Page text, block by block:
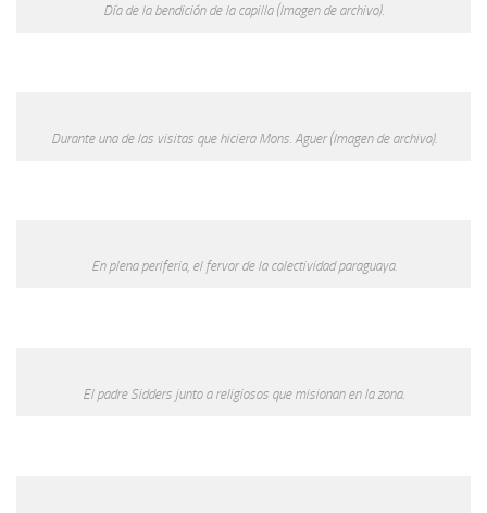
Día de la bendición de la capilla (Imagen de archivo).
Durante una de las visitas que hiciera Mons. Aguer (Imagen de archivo).
En plena periferia, el fervor de la colectividad paraguaya.
El padre Sidders junto a religiosos que misionan en la zona.